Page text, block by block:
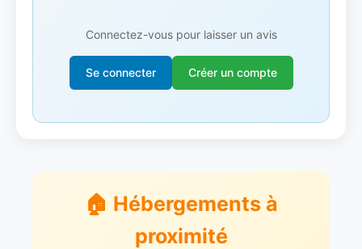
Connectez-vous pour laisser un avis
Se connecter Créer un compte
🏠 Hébergements à
proximité